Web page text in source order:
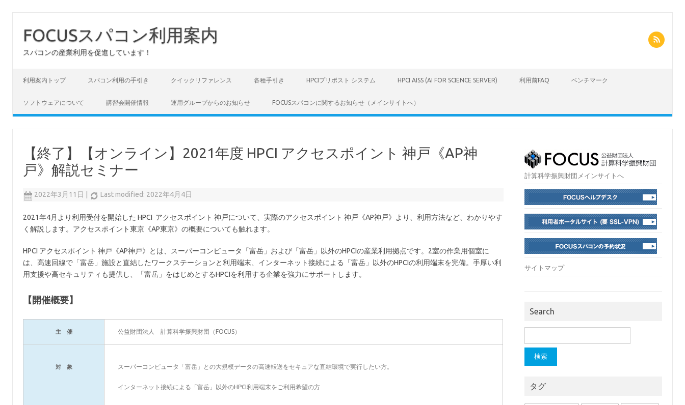
FOCUSスパコン利用案内
スパコンの産業利用を促進しています！
利用案内トップ スパコン利用の手引き クイックリファレンス 各種手引き HPCIプリポスト システム HPCI AISS (AI FOR SCIENCE SERVER) 利用前FAQ ベンチマーク
ソフトウェアについて 講習会開催情報 運用グループからのお知らせ FOCUSスパコンに関するお知らせ（メインサイトへ）
【終了】【オンライン】2021年度 HPCI アクセスポイント 神戸《AP神
戸》解説セミナー
2022年3月11日 Last modified: 2022年4月4日
2021年4月より利用受付を開始した HPCI アクセスポイント 神戸について、実際のアクセスポイント 神戸《AP神戸》より、利用方法など、わかりやす
く解説します。アクセスポイント東京《AP東京》の概要についても触れます。
HPCI アクセスポイント 神戸《AP神戸》とは、スーパーコンピュータ「富岳」および「富岳」以外のHPCIの産業利用拠点です。2室の作業用個室に
は、高速回線で「富岳」施設と直結したワークステーションと利用端末、インターネット接続による「富岳」以外のHPCIの利用端末を完備。手厚い利
用支援や高セキュリティも提供し、「富岳」をはじめとするHPCIを利用する企業を強力にサポートします。
【開催概要】
主 催 公益財団法人 計算科学振興財団（FOCUS）
対 象 スーパーコンピュータ「富岳」との大規模データの高速転送をセキュアな直結環境で実行したい方。
インターネット接続による「富岳」以外のHPCI利用端末をご利用希望の方
計算科学振興財団メインサイトへ
サイトマップ
Search
索:
タグ